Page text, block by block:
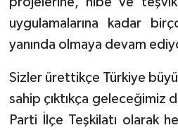
uygulamalarına kadar
yanında olmaya devam
Sizler ürettikçe Türkiye
sahip çıktıkça geleceğimiz
Parti İlçe Teşkilatı olarak